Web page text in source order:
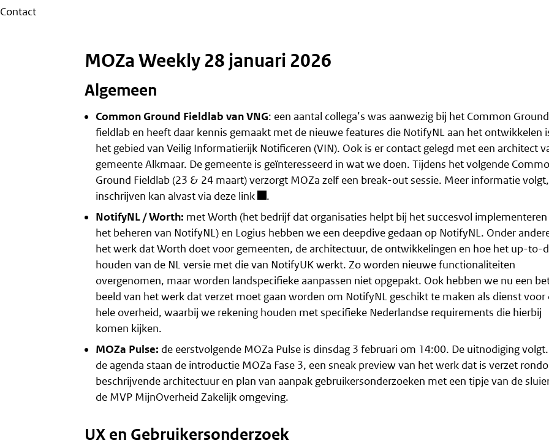
Contact
MOZa Weekly 28 januari 2026
Algemeen
Common Ground Fieldlab van VNG: een aantal collega’s was aanwezig bij het Common Ground
fieldlab en heeft daar kennis gemaakt met de nieuwe features die NotifyNL aan het ontwikkelen
het gebied van Veilig Informatierijk Notificeren (VIN). Ook is er contact gelegd met een architect
gemeente Alkmaar. De gemeente is geïnteresseerd in wat we doen. Tijdens het volgende
Ground Fieldlab (23 & 24 maart) verzorgt MOZa zelf een break-out sessie. Meer informatie volgt,
inschrijven kan alvast via deze link
.
NotifyNL / Worth: met Worth (het bedrijf dat organisaties helpt bij het succesvol implementeren
het beheren van NotifyNL) en Logius hebben we een deepdive gedaan op NotifyNL. Onder
het werk dat Worth doet voor gemeenten, de architectuur, de ontwikkelingen en hoe het up-to-
houden van de NL versie met die van NotifyUK werkt. Zo worden nieuwe functionaliteiten
overgenomen, maar worden landspecifieke aanpassen niet opgepakt. Ook hebben we nu een
beeld van het werk dat verzet moet gaan worden om NotifyNL geschikt te maken als dienst voor
hele overheid, waarbij we rekening houden met specifieke Nederlandse requirements die hierbij
komen kijken.
MOZa Pulse: de eerstvolgende MOZa Pulse is dinsdag 3 februari om 14:00. De uitnodiging
de agenda staan de introductie MOZa Fase 3, een sneak preview van het werk dat is verzet
beschrijvende architectuur en plan van aanpak gebruikersonderzoeken met een tipje van de
de MVP MijnOverheid Zakelijk omgeving.
UX en Gebruikersonderzoek